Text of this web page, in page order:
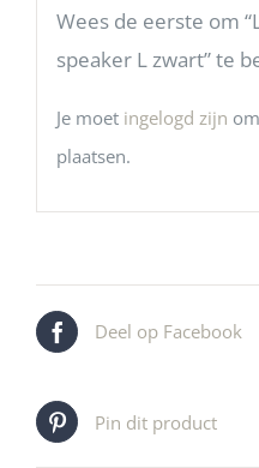
Wees de eerste om
speaker L zwart” te
Je moet ingelogd zijn
plaatsen.
Deel op Facebook
Pin dit product